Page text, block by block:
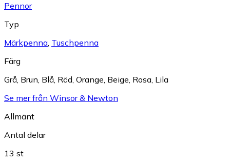
Pennor
Typ
Märkpenna, Tuschpenna
Färg
Grå, Brun, Blå, Röd, Orange, Beige, Rosa, Lila
Se mer från Winsor & Newton
Allmänt
Antal delar
13 st